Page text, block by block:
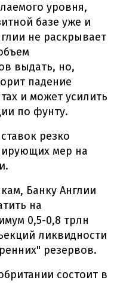
уровня,
базе уже и
не раскрывает
выдать, но,
падение
и может усилить
по фунту.
резко
мер на
Банку Англии
на
0,5-0,8 трлн
ликвидности
резервов.
состоит в